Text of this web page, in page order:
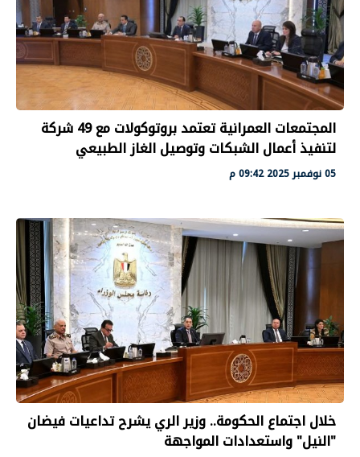
المجتمعات العمرانية تعتمد بروتوكولات مع 49 شركة
لتنفيذ أعمال الشبكات وتوصيل الغاز الطبيعي
05 نوفمبر 2025 09:42 م
خلال اجتماع الحكومة.. وزير الري يشرح تداعيات فيضان
"النيل" واستعدادات المواجهة